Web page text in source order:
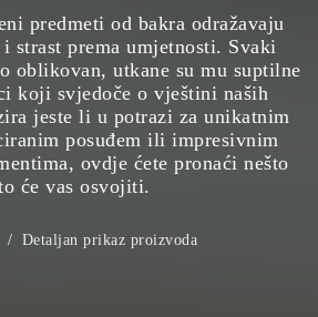
predmeti od bakra odražavaju
strast prema umjetnosti. Svaki
oblikovan, utkane su mu suptilne
koji svjedoče o vještini naših
jeste li u potrazi za unikatnim
posuđem ili impresivnim
ovdje ćete pronaći nešto
će vas osvojiti.
Detaljan prikaz proizvoda